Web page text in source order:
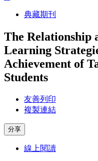
典藏期刊
The Relationship
Learning
Achievement of
Students
友善列印
複製連結
分享
線上閱讀